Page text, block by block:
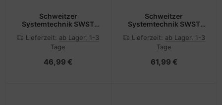
Schweitzer
Systemtechnik SWST
flach 6HE - Rack-
Zubehör
Lieferzeit: ab Lager, 1-3
Tage
46,99 €
Schweitzer
Systemtechnik SWST
Gleitsch. 800 mm
Lieferzeit: ab Lager, 1-3
Tage
61,99 €